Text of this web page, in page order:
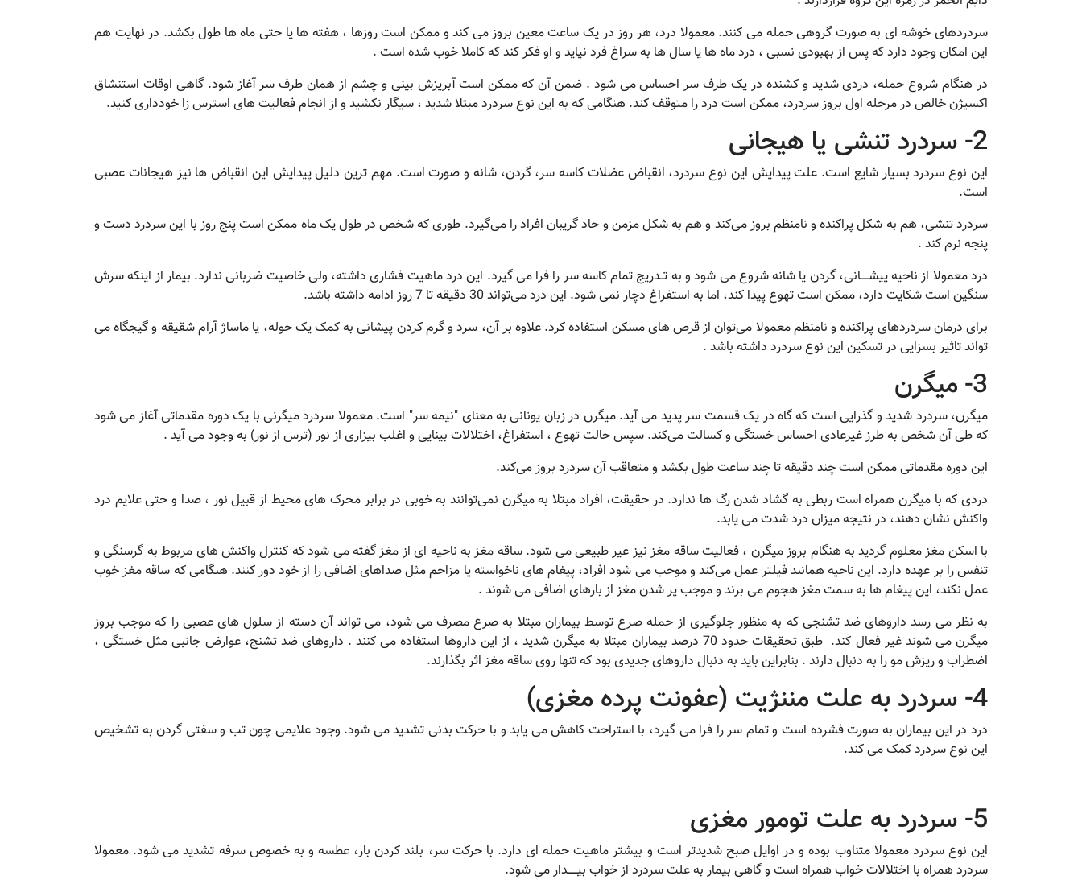
سردردهای خوشه ای به صورت گروهی حمله می کنند. معمولا درد، هر روز در یک ساعت معین بروز می کند و ممکن است روزها ، هفته ها یا حتی ماه ها طول بکشد. در نهایت هم
این امکان وجود دارد که پس از بهبودی نسبی ، درد ماه ها یا سال ها به سراغ فرد نیاید و او فکر کند که کاملا خوب شده است .
در هنگام شروع حمله، دردی شدید و کشنده در یک طرف سر احساس می شود . ضمن آن که ممکن است آبریزش بینی و چشم از همان طرف سر آغاز شود. گاهی اوقات استنشاق
اکسیژن خالص در مرحله اول بروز سردرد، ممکن است درد را متوقف کند. هنگامی که به این نوع سردرد مبتلا شدید ، سیگار نکشید و از انجام فعالیت های استرس زا خودداری کنید.
2- سردرد تنشی یا هیجانی
این نوع سردرد بسیار شایع است. علت پیدایش این نوع سردرد، انقباض عضلات کاسه سر، گردن، شانه و صورت است. مهم ترین دلیل پیدایش این انقباض ها نیز هیجانات عصبی
است.
سردرد تنشی، هم به شکل پراکنده و نامنظم بروز می‌کند و هم ‌به شکل مزمن ‌و حاد گریبان افراد را می‌گیرد. طوری که شخص در طول یک ماه ممکن است پنج روز با این سردرد دست و
پنجه نرم کند .
درد معمولا از ناحیه پیشـــــانی، گردن یا شانه شروع می شود و به تــدریج تمام کاسه سر را فرا می گیرد. این درد ماهیت فشاری داشته، ولی خاصیت ضربانی ندارد. بیمار از اینکه سرش
سنگین است شکایت دارد، ممکن است تهوع پیدا کند، اما به استفراغ دچار نمی شود. این درد می‌تواند 30 دقیقه تا 7 روز ادامه داشته باشد.
برای درمان سردردهای پراکنده و نامنظم معمولا می‌توان از قرص های مسکن استفاده کرد. علاوه بر آن، سرد و گرم کردن پیشانی به کمک یک حوله، یا ماساژ آرام شقیقه و گیجگاه می
تواند تاثیر بسزایی در تسکین این نوع سردرد داشته باشد .
3- میگرن
میگرن، سردرد شدید و گذرایی است که گاه در یک قسمت سر پدید می آید. میگرن در زبان یونانی به معنای "نیمه سر" است. معمولا سردرد میگرنی با یک دوره مقدماتی آغاز می شود
که طی آن شخص به طرز غیرعادی احساس خستگی و کسالت می‌کند. سپس حالت تهوع ، استفراغ، اختلالات بینایی و اغلب بیزاری از نور (ترس از نور) به وجود می آید .
این دوره مقدماتی ممکن است چند دقیقه تا چند ساعت طول بکشد و متعاقب آن سردرد بروز می‌کند.
دردی که با میگرن همراه است ربطی به گشاد شدن رگ ها ندارد. در حقیقت، افراد مبتلا به میگرن نمی‌توانند به خوبی در برابر محرک های محیط از قبیل نور ، صدا و حتی علایم درد
واکنش نشان دهند، در نتیجه میزان درد شدت می یابد.
با اسکن مغز معلوم گردید به هنگام بروز میگرن ، فعالیت ساقه مغز نیز غیر طبیعی می شود. ساقه مغز به ناحیه ای از مغز گفته می شود که کنترل واکنش های مربوط به گرسنگی و
تنفس را بر عهده دارد. این ناحیه همانند فیلتر عمل می‌کند و موجب می شود افراد، پیغام های ناخواسته یا مزاحم مثل صداهای اضافی را از خود دور کنند. هنگامی که ساقه مغز خوب
عمل نکند، این پیغام ها به سمت مغز هجوم می برند و موجب پر شدن مغز از بارهای اضافی می شوند .
به نظر می رسد داروهای ضد تشنجی که به منظور جلوگیری از حمله صرع توسط بیماران مبتلا به صرع مصرف می شود، می تواند آن دسته از سلول های عصبی را که موجب بروز
میگرن می شوند غیر فعال کند. طبق تحقیقات حدود 70 درصد بیماران مبتلا به میگرن شدید ، از این داروها استفاده می کنند . داروهای ضد تشنج، عوارض جانبی مثل خستگی ،
اضطراب و ریزش مو را به دنبال دارند . بنابراین باید به دنبال داروهای جدیدی بود که تنها روی ساقه مغز اثر بگذارند.
4- سردرد به علت مننژیت (عفونت پرده مغزی)
درد در این بیماران به صورت فشرده است و تمام سر را فرا می گیرد، با استراحت کاهش می یابد و با حرکت بدنی تشدید می شود. وجود علایمی چون تب و سفتی گردن به تشخیص
این نوع سردرد کمک می کند.
5- سردرد به علت تومور مغزی
این نوع سردرد معمولا متناوب بوده و در اوایل صبح شدیدتر است و بیشتر ماهیت حمله ای دارد. با حرکت سر، بلند کردن بار، عطسه و به خصوص سرفه تشدید می شود. معمولا
سردرد همراه با اختلالات خواب همراه است و گاهی بیمار به علت سردرد از خواب بیــــــدار می شود.